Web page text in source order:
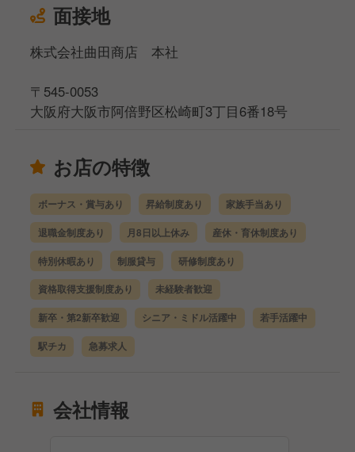
面接地
株式会社曲田商店 本社
〒545-0053
大阪府大阪市阿倍野区松崎町3丁目6番18号
お店の特徴
ボーナス・賞与あり 昇給制度あり 家族手当あり
退職金制度あり 月8日以上休み 産休・育休制度あり
特別休暇あり 制服貸与 研修制度あり
資格取得支援制度あり 未経験者歓迎
新卒・第2新卒歓迎 シニア・ミドル活躍中 若手活躍中
駅チカ 急募求人
会社情報